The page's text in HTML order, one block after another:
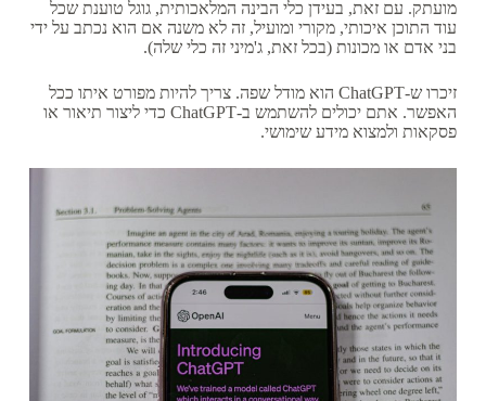
מועתק. עם זאת, בעידן כלי הבינה המלאכותית, גוגל טוענת שכל
עוד התוכן איכותי, מקורי ומועיל, זה לא משנה אם הוא נכתב על ידי
בני אדם או מכונות (בכל זאת, ג'מיני זה כלי שלה).
זיכרו ש-ChatGPT הוא מודל שפה. צריך להיות מפורט איתו ככל
האפשר. אתם יכולים להשתמש ב-ChatGPT כדי ליצור תיאור או
פסקאות ולמצוא מידע שימושי.